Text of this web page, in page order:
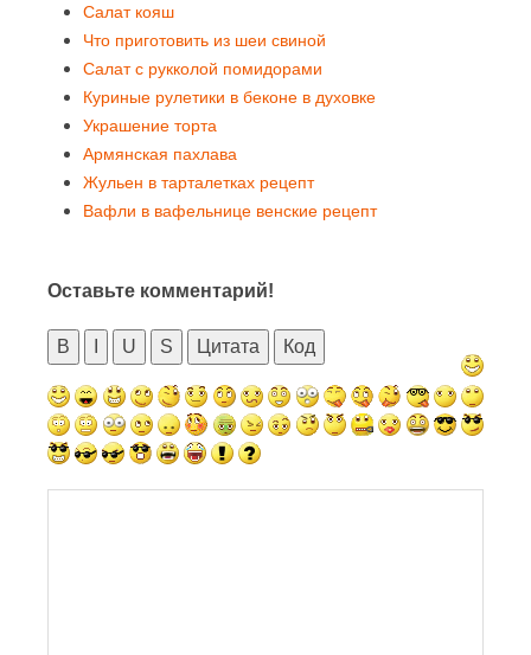
Салат кояш
Что приготовить из шеи свиной
Салат с рукколой помидорами
Куриные рулетики в беконе в духовке
Украшение торта
Армянская пахлава
Жульен в тарталетках рецепт
Вафли в вафельнице венские рецепт
Оставьте комментарий!
B U S Цитата Код